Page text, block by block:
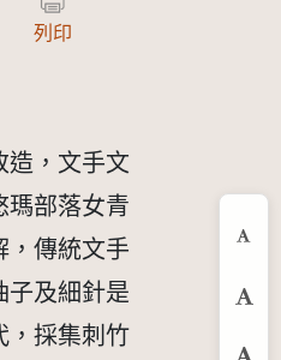
列印
造，文手文
瑪部落女青
，傳統文手
子及細針是
，採集刺竹